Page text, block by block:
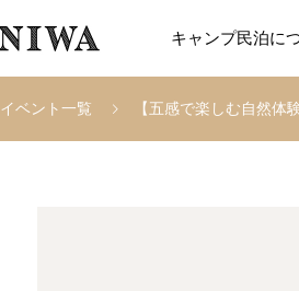
キャンプ民泊に
イベント一覧 【五感で楽しむ自然体